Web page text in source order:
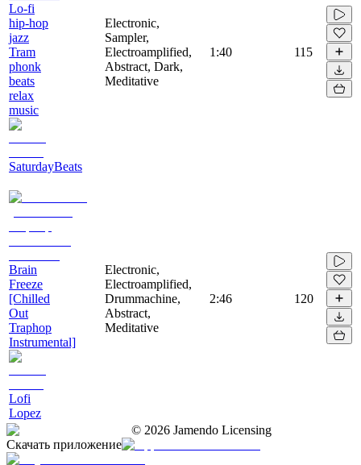
Lo-fi
hip-hop
jazz
Tram
phonk
beats
relax
music
SaturdayBeats
Electronic,
Sampler,
Electroamplified,
Abstract, Dark,
Meditative
1:40 115
Brain
Freeze
[Chilled
Out
Traphop
Instrumental]
Lofi
Lopez
Electronic,
Electroamplified,
Drummachine,
Abstract,
Meditative
2:46 120
© 2026 Jamendo Licensing
Скачать приложение